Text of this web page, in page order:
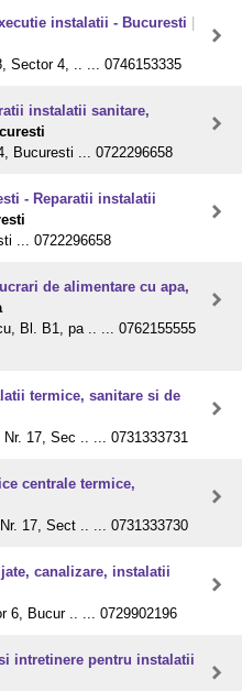
instalatii - Bucuresti
Sector 4, .. ... 0746153335
instalatii sanitare,
Bucuresti ... 0722296658
- Reparatii instalatii
... 0722296658
de alimentare cu apa,
Bl. B1, pa .. ... 0762155555
termice, sanitare si de
17, Sec .. ... 0731333731
centrale termice,
17, Sect .. ... 0731333730
canalizare, instalatii
6, Bucur .. ... 0729902196
intretinere pentru instalatii